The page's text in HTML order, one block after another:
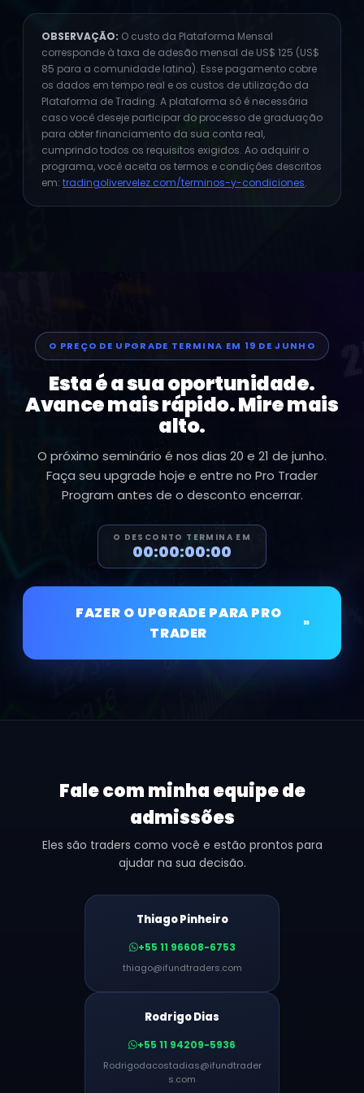
OBSERVAÇÃO: O custo da Plataforma Mensal
corresponde à taxa de adesão mensal de US$ 125 (US$
85 para a comunidade latina). Esse pagamento cobre
os dados em tempo real e os custos de utilização da
Plataforma de Trading. A plataforma só é necessária
caso você deseje participar do processo de graduação
para obter financiamento da sua conta real,
cumprindo todos os requisitos exigidos. Ao adquirir o
programa, você aceita os termos e condições descritos
em: tradingolivervelez.com/terminos-y-condiciones.
O PREÇO DE UPGRADE TERMINA EM 19 DE JUNHO
Esta é a sua oportunidade.
Avance mais rápido. Mire mais
alto.
O próximo seminário é nos dias 20 e 21 de junho.
Faça seu upgrade hoje e entre no Pro Trader
Program antes de o desconto encerrar.
O DESCONTO TERMINA EM
00:00:00:00
FAZER O UPGRADE PARA PRO
TRADER
»
Fale com minha equipe de
admissões
Eles são traders como você e estão prontos para
ajudar na sua decisão.
Thiago Pinheiro
+55 11 96608-6753
thiago@ifundtraders.com
Rodrigo Dias
+55 11 94209-5936
Rodrigodacostadias@ifundtrader
s.com